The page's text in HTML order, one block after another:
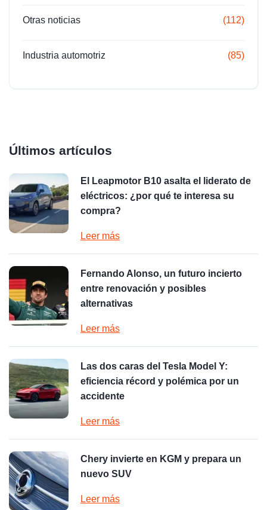
Otras noticias (112)
Industria automotriz (85)
Últimos artículos
El Leapmotor B10 asalta el liderato de
eléctricos: ¿por qué te interesa su
compra?
Leer más
Fernando Alonso, un futuro incierto
entre renovación y posibles
alternativas
Leer más
Las dos caras del Tesla Model Y:
eficiencia récord y polémica por un
accidente
Leer más
Chery invierte en KGM y prepara un
nuevo SUV
Leer más